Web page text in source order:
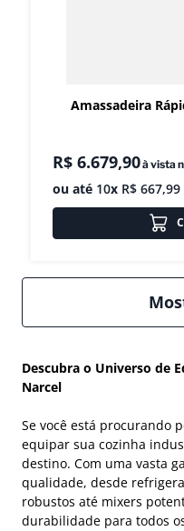
Amassadeira
R$ 6.679,90à vista
ou até 10x R$ 667,99
Descubra o Universo de
Narcel
Se você está procurando
equipar sua cozinha
destino. Com uma vasta
qualidade, desde
robustos até mixers
durabilidade para todos